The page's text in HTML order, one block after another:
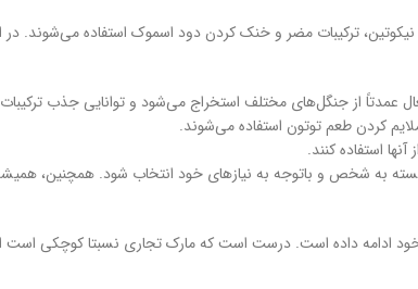
ترکیبات مضر و خنک کردن دود اسموک استفاده می‌شوند. در
عمدتاً از جنگل‌های مختلف استخراج می‌شود و توانایی جذب
کردن طعم توتون استفاده می‌شوند.
استفاده کنند.
به شخص و باتوجه به نیازهای خود انتخاب شود. همچنین،
خود را آغاز کرده و تا اکنون به فعالیت خود ادامه داده است. درست است که مارک تجاری